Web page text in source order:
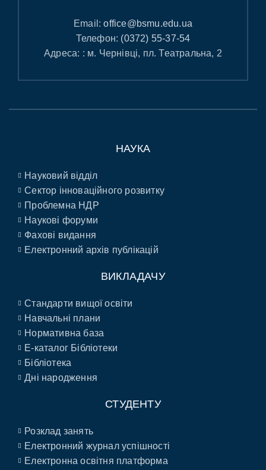
Email:office@bsmu.edu.ua
Телефон: (0372) 55-37-54
Адреса: : м. Чернівці, пл. Театральна, 2
НАУКА
Науковий відділ
Сектор інноваційного розвитку
Проблемна НДР
Наукові форуми
Фахові видання
Електронний архів публікацій
ВИКЛАДАЧУ
Стандарти вищої освіти
Навчальні плани
Нормативна база
E-каталог Бібліотеки
Бібліотека
Дні народження
СТУДЕНТУ
Розклад занять
Електронний журнал успішності
Електронна освітня платформа